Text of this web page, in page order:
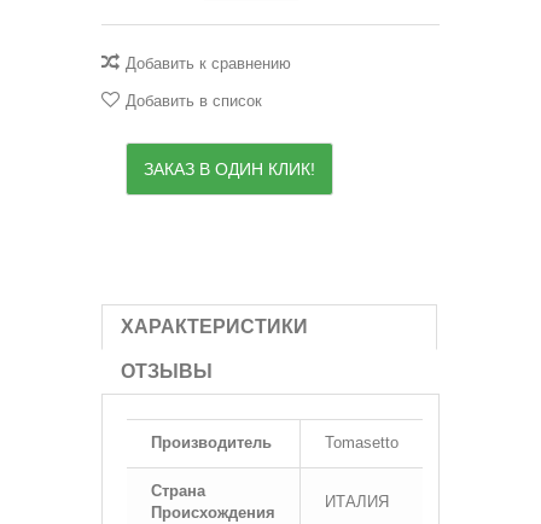
Добавить к сравнению
Добавить в список
ЗАКАЗ В ОДИН КЛИК!
ХАРАКТЕРИСТИКИ
ОТЗЫВЫ
Производитель Tomasetto
Страна
Происхождения
ИТАЛИЯ